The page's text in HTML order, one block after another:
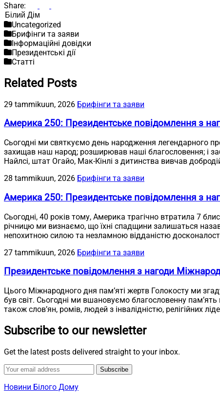
Share:
Пошук
Uncategorized
Брифінги та заяви
Інформаційні довідки
Президентські дії
Статті
Related Posts
29 tammikuun, 2026 Брифінги та заяви
Америка 250: Президентське повідомлення з
Сьогодні ми святкуємо день народження легендарного
захищав наш народ; розширював наші благословення; і
Найлсі, штат Огайо, Мак-Кінлі з дитинства вивчав
28 tammikuun, 2026 Брифінги та заяви
Америка 250: Президентське повідомлення з
Сьогодні, 40 років тому, Америка трагічно втратила 7
річницю ми визнаємо, що їхні спадщини залишаться
непохитною силою та незламною відданістю
27 tammikuun, 2026 Брифінги та заяви
Президентське повідомлення з нагоди
Цього Міжнародного дня пам’яті жертв Голокосту ми
був світ. Сьогодні ми вшановуємо благословенну
також слов’ян, ромів, людей з інвалідністю, релігійних
Subscribe to our newsletter
Get the latest posts delivered straight to your inbox.
Subscribe
Новини Білого Дому